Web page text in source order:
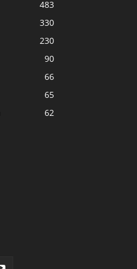
483
330
230
90
66
65
62